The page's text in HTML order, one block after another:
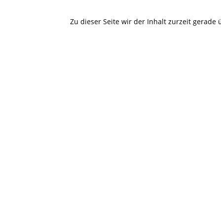
Zu dieser Seite wir der Inhalt zurzeit gerade